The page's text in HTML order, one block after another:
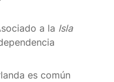
a la Isla
es común